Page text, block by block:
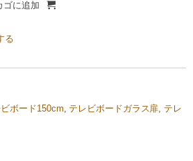
ゴに追加
る
ボード150cm テレビボードガラス扉 テレ